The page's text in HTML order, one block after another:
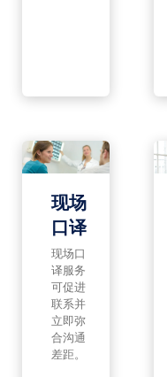
现场
口译
现场口
译服务
可促进
联系并
立即弥
合沟通
差距。